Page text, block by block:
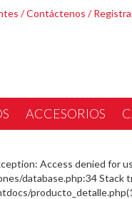
/Contáctenos /
ACCESORIOS
Access denied for
database.php:34 Stack